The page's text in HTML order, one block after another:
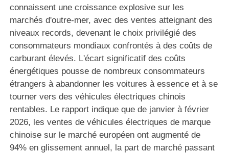
connaissent une croissance explosive sur les
marchés d'outre-mer, avec des ventes atteignant des
niveaux records, devenant le choix privilégié des
consommateurs mondiaux confrontés à des coûts de
carburant élevés. L'écart significatif des coûts
énergétiques pousse de nombreux consommateurs
étrangers à abandonner les voitures à essence et à se
tourner vers des véhicules électriques chinois
rentables. Le rapport indique que de janvier à février
2026, les ventes de véhicules électriques de marque
chinoise sur le marché européen ont augmenté de
94% en glissement annuel, la part de marché passant